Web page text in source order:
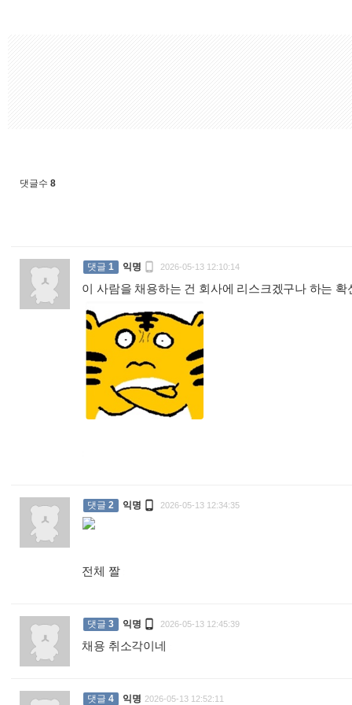
댓글수 8
댓글 1 익명  2026-05-13 12:10:14
이 사람을 채용하는 건 회사에 리스크겠구나 하는 확
댓글 2 익명  2026-05-13 12:34:35
전체 짤
댓글 3 익명  2026-05-13 12:45:39
채용 취소각이네
댓글 4 익명 2026-05-13 12:52:11